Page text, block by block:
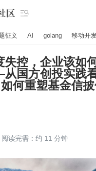

征文 AI golang 移动开
失控，企业该如
国方创投实践
何重塑基金信
阅读完需：约 11 分钟